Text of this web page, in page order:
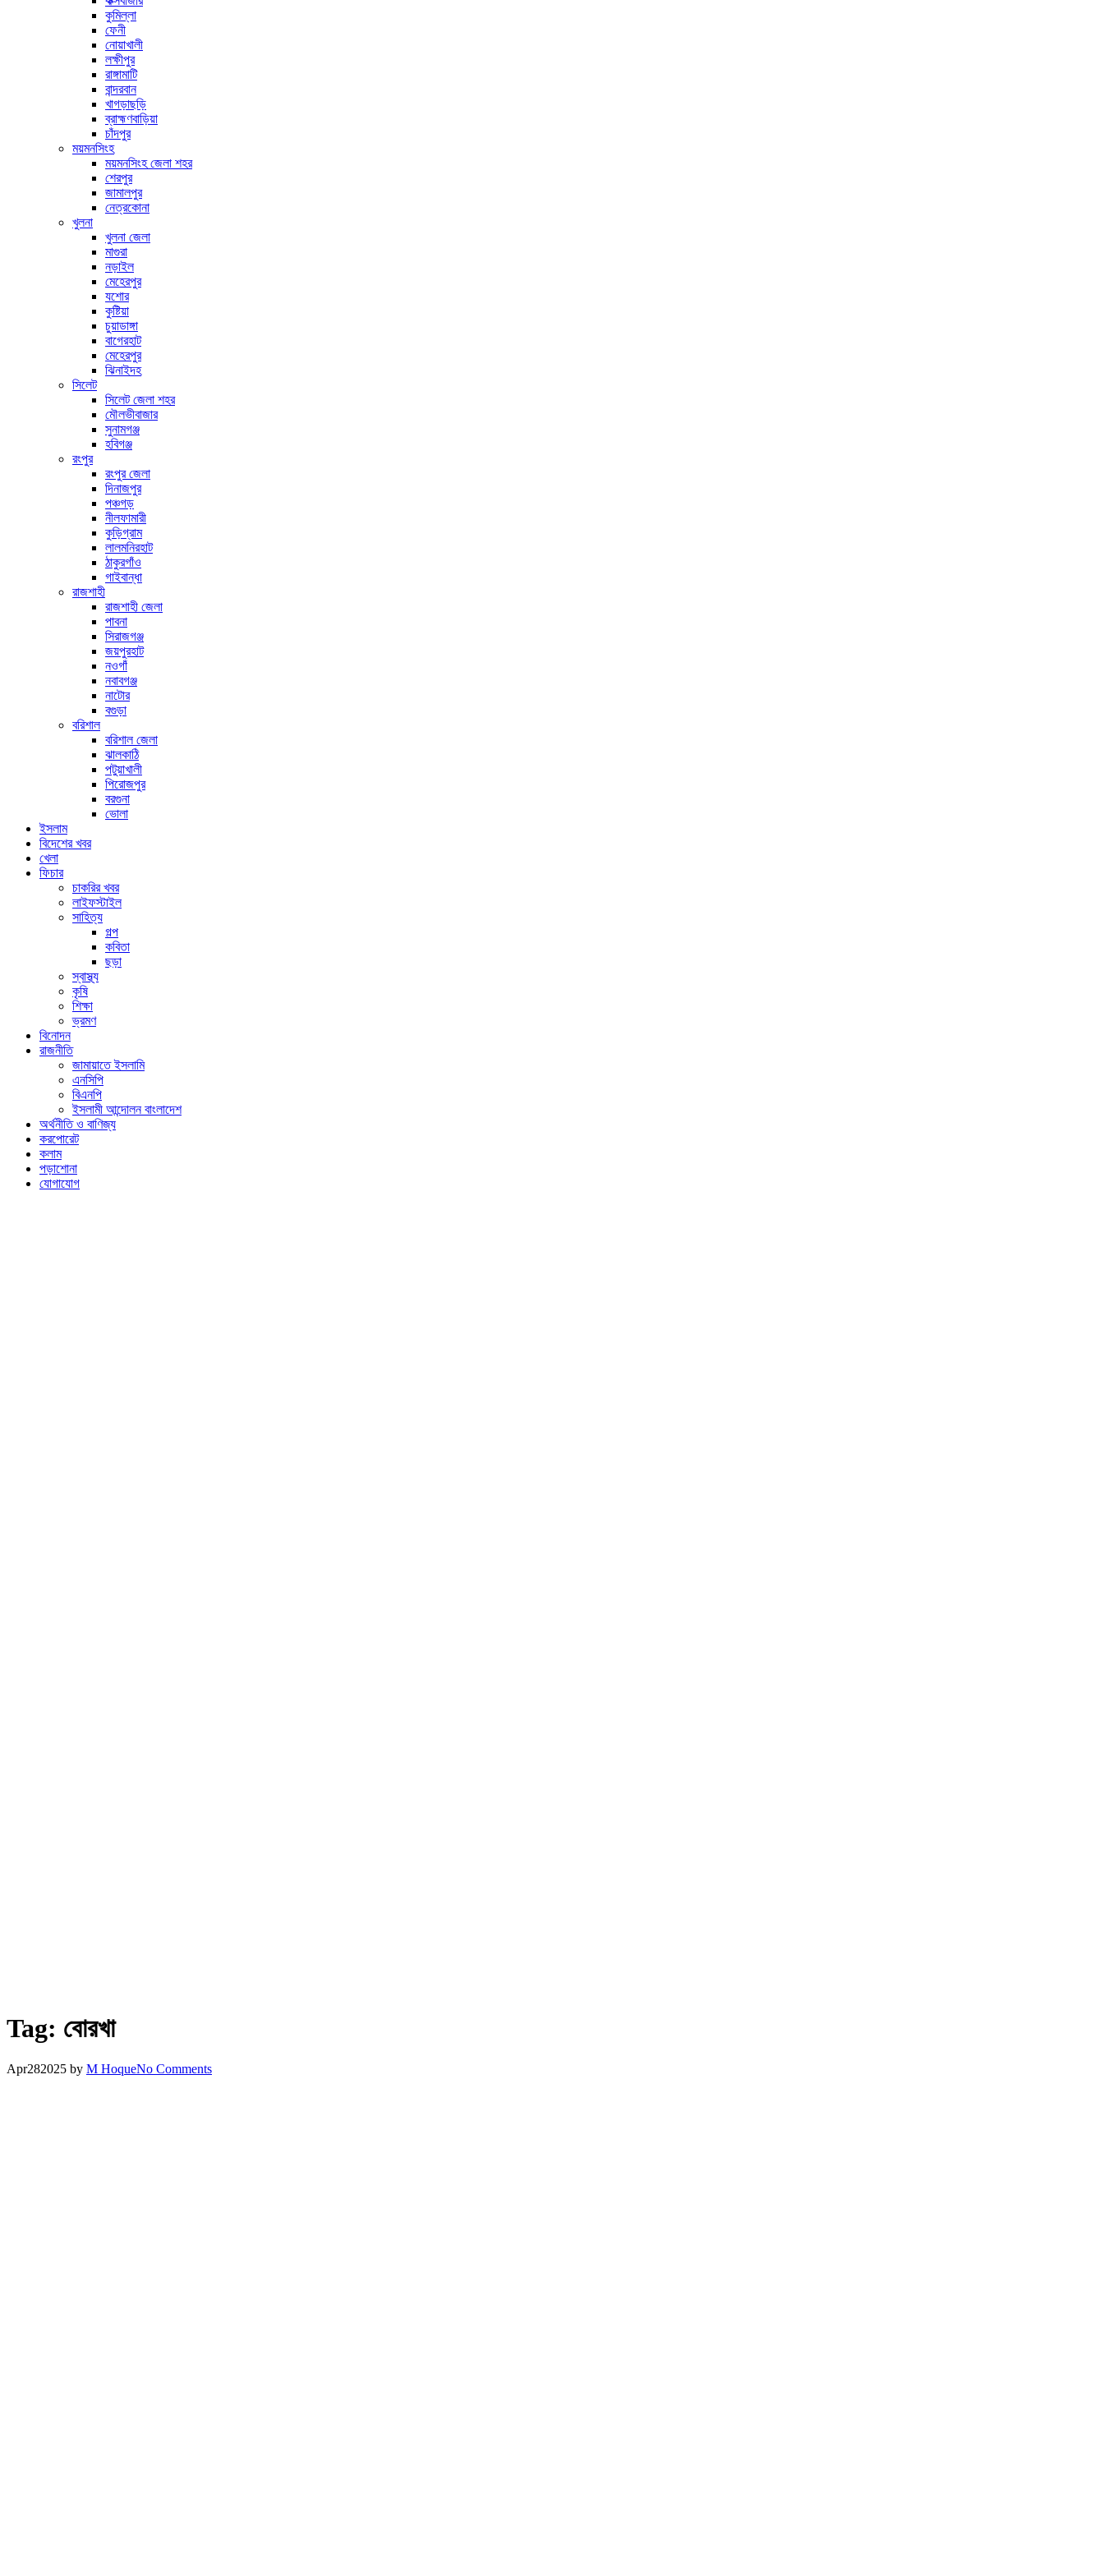
কুমিল্লা
ফেনী
নোয়াখালী
লক্ষীপুর
রাঙ্গামাটি
বান্দরবান
খাগড়াছড়ি
ব্রাহ্মণবাড়িয়া
চাঁদপুর
ময়মনসিংহ
ময়মনসিংহ জেলা শহর
শেরপুর
জামালপুর
নেত্রকোনা
খুলনা
খুলনা জেলা
মাগুরা
নড়াইল
মেহেরপুর
যশোর
কুষ্টিয়া
চুয়াডাঙ্গা
বাগেরহাট
মেহেরপুর
ঝিনাইদহ
সিলেট
সিলেট জেলা শহর
মৌলভীবাজার
সুনামগঞ্জ
হবিগঞ্জ
রংপুর
রংপুর জেলা
দিনাজপুর
পঞ্চগড়
নীলফামারী
কুড়িগ্রাম
লালমনিরহাট
ঠাকুরগাঁও
গাইবান্ধা
রাজশাহী
রাজশাহী জেলা
পাবনা
সিরাজগঞ্জ
জয়পুরহাট
নওগাঁ
নবাবগঞ্জ
নাটোর
বগুড়া
বরিশাল
বরিশাল জেলা
ঝালকাঠি
পটুয়াখালী
পিরোজপুর
বরগুনা
ভোলা
ইসলাম
বিদেশের খবর
খেলা
ফিচার
চাকরির খবর
লাইফস্টাইল
সাহিত্য
গল্প
কবিতা
ছড়া
স্বাস্থ্য
কৃষি
শিক্ষা
ভ্রমণ
বিনোদন
রাজনীতি
জামায়াতে ইসলামি
এনসিপি
বিএনপি
ইসলামী আন্দোলন বাংলাদেশ
অর্থনীতি ও বাণিজ্য
করপোরেট
কলাম
পড়াশোনা
যোগাযোগ
Tag: বোরখা
Apr282025 by M HoqueNo Comments